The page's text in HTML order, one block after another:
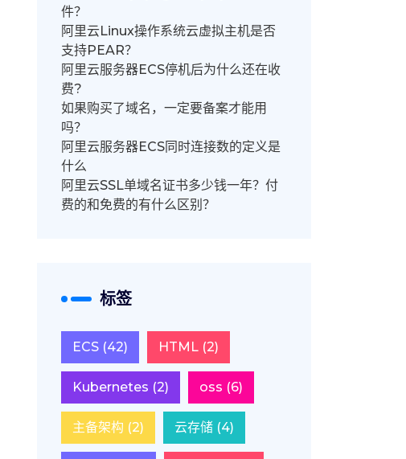
件？
阿里云Linux操作系统云虚拟主机是否
支持PEAR？
阿里云服务器ECS停机后为什么还在收
费?
如果购买了域名，一定要备案才能用
吗？
阿里云服务器ECS同时连接数的定义是
什么
阿里云SSL单域名证书多少钱一年？付
费的和免费的有什么区别？
标签
ECS(42) HTML(2)
Kubernetes (2) oss (6)
主备架构 (2) 云存储(4)